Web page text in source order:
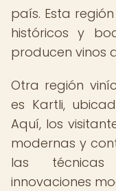
país. Esta
históricos y
producen vinos
Otra región
es Kartli,
Aquí, los
modernas y
las
innovaciones